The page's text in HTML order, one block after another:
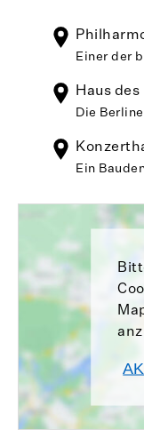
Einer der
Haus
Die
Ein